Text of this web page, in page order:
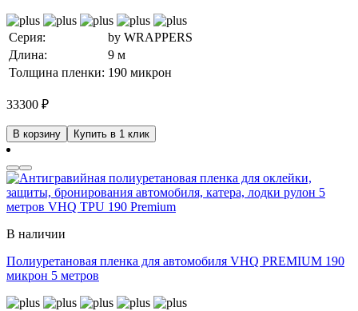
Серия:
by WRAPPERS
Длина:
9 м
Толщина пленки: 190 микрон
33300 ₽
В корзину Купить в 1 клик
В наличии
Полиуретановая пленка для автомобиля VHQ PREMIUM 190
микрон 5 метров